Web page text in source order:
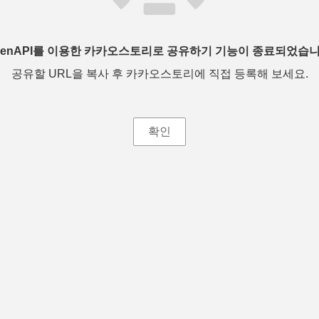
를 이용한 카카오스토리로 공유하기 기능이 종료되었습
공유할 URL을 복사 후 카카오스토리에 직접 등록해 보세요.
확인